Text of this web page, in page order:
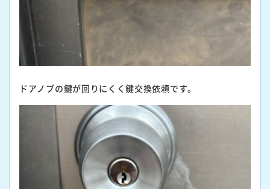
ドアノブの鍵が回りにくく鍵交換依頼です。